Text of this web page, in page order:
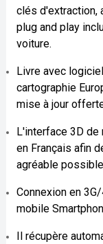
clés d'extraction,
plug and play
voiture.
Livre avec
cartographie
mise à jour
L'interface 3D
en Français afin
agréable
Connexion en
mobile
Il récupère